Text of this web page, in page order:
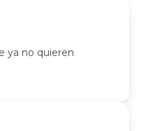
ya no quieren